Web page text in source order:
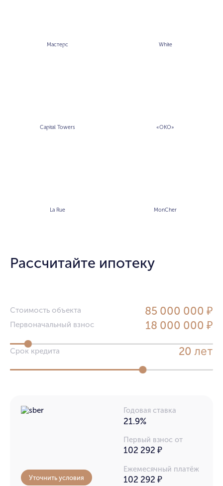
Мастерс White
Capital Towers «ОКО»
La Rue MonCher
Рассчитайте ипотеку
Стоимость объекта 85 000 000 ₽
Первоначальный взнос 18 000 000 ₽
Срок кредита 20 лет
Годовая ставка
21.9%
Первый взнос от
102 292 ₽
Ежемесячный платёж
102 292 ₽
Уточнить условия